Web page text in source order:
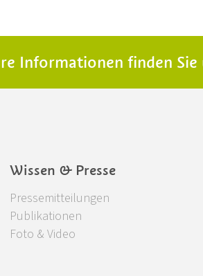
Informationen finden Sie
Wissen & Presse
Pressemitteilungen
Publikationen
Foto & Video